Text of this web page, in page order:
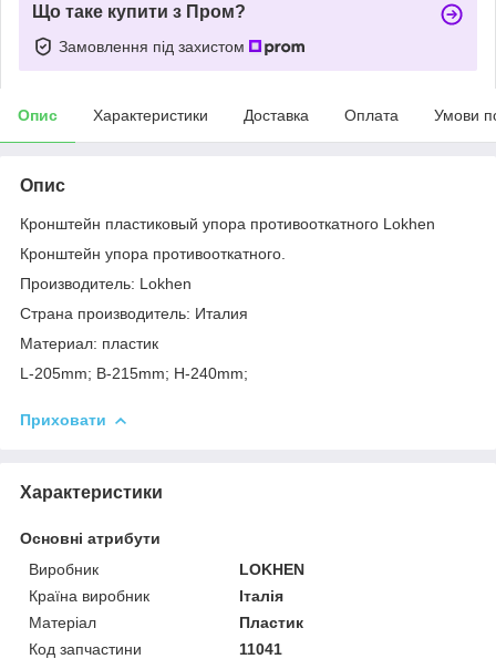
Що таке купити з Пром?
Замовлення під захистом
Опис Характеристики Доставка Оплата Умови
Опис
Кронштейн пластиковый упора противооткатного Lokhen
Кронштейн упора противооткатного.
Производитель: Lokhen
Страна производитель: Италия
Материал: пластик
L-205mm; B-215mm; H-240mm;
Приховати
Характеристики
Основні атрибути
Виробник
LOKHEN
Країна виробник
Італія
Матеріал
Пластик
Код запчастини
11041